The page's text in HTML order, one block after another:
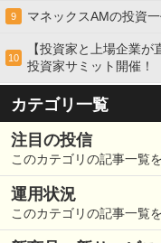
9 マネックスAMの投資
10
【投資家と上場企業
投資家サミット開催！
カテゴリ一覧
注目の投信
このカテゴリの記事一覧
運用状況
このカテゴリの記事一覧